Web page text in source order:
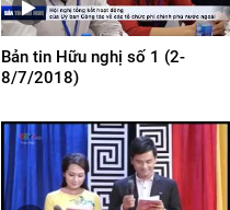
Bản tin Hữu nghị số 1 (2-
8/7/2018)